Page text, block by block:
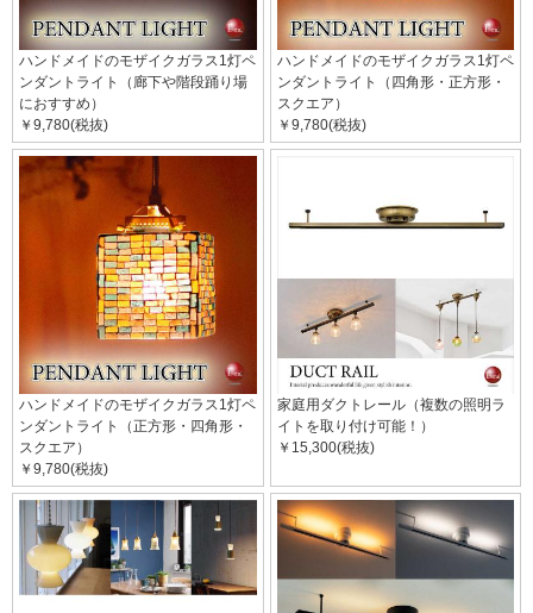
ハンドメイドのモザイクガラス1灯ペ
ンダントライト（廊下や階段踊り場
におすすめ）
￥9,780(税抜)
ハンドメイドのモザイクガラス1灯ペ
ンダントライト（四角形・正方形・
スクエア）
￥9,780(税抜)
ハンドメイドのモザイクガラス1灯ペ
ンダントライト（正方形・四角形・
スクエア）
￥9,780(税抜)
家庭用ダクトレール（複数の照明ラ
イトを取り付け可能！）
￥15,300(税抜)